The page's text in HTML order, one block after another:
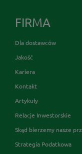
FIRMA
Dla dostawców
Jakość
Kariera
Kontakt
Artykuły
Relacje Inwestorskie
Skąd bierzemy nasze
Strategia Podatkowa